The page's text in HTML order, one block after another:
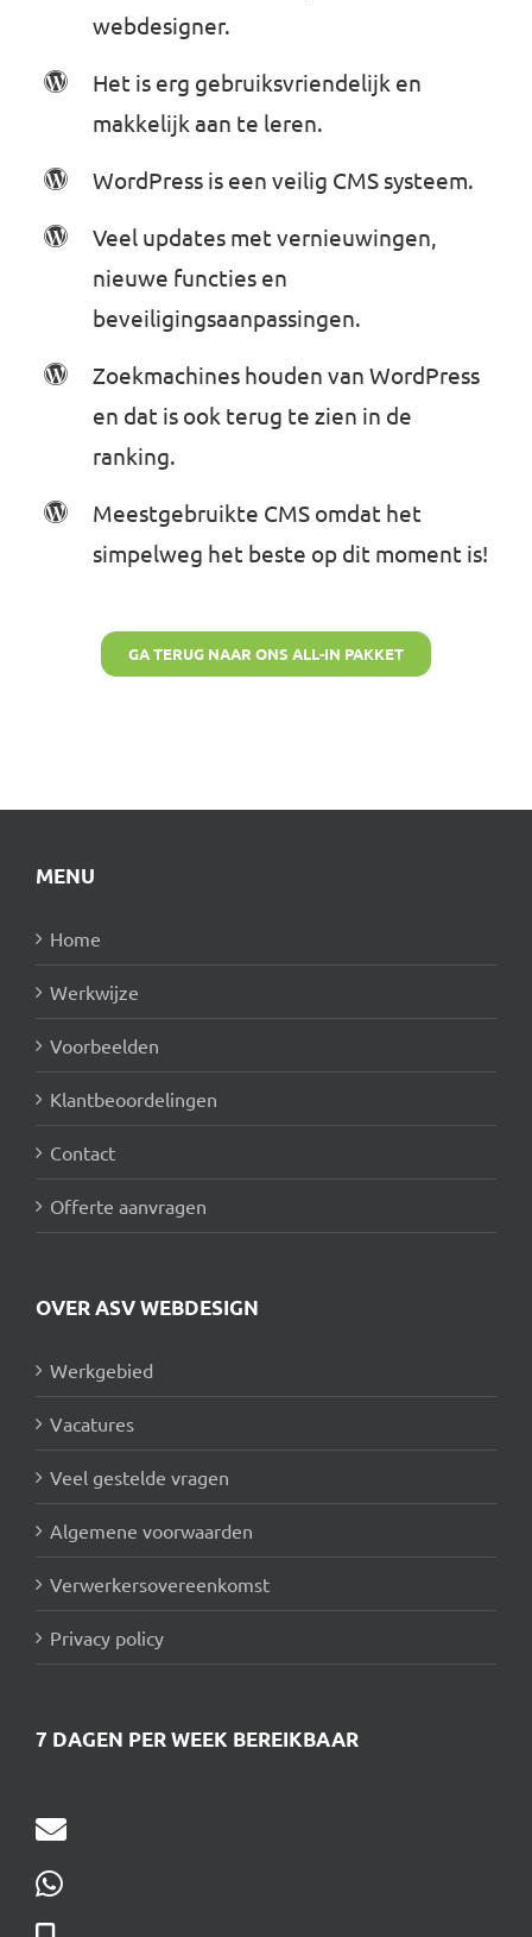
webdesigner.
Het is erg gebruiksvriendelijk en
makkelijk aan te leren.
WordPress is een veilig CMS systeem.
Veel updates met vernieuwingen,
nieuwe functies en
beveiligingsaanpassingen.
Zoekmachines houden van WordPress
en dat is ook terug te zien in de
ranking.
Meestgebruikte CMS omdat het
simpelweg het beste op dit moment is!
GA TERUG NAAR ONS ALL-IN PAKKET
MENU
Home
Werkwijze
Voorbeelden
Klantbeoordelingen
Contact
Offerte aanvragen
OVER ASV WEBDESIGN
Werkgebied
Vacatures
Veel gestelde vragen
Algemene voorwaarden
Verwerkersovereenkomst
Privacy policy
7 DAGEN PER WEEK BEREIKBAAR